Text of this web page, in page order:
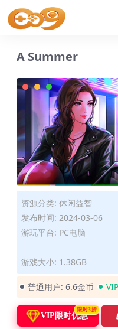
A Summer
资源分类: 休闲益智
发布时间: 2024-03-06
游玩平台: PC电脑
游戏大小: 1.38GB
普通用户: 6.6金币
VIP限时优惠
限时3折